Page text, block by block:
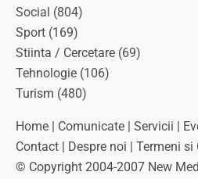
Social (804)
Sport (169)
Stiinta / Cercetare (69)
Tehnologie (106)
Turism (480)
Home | Comunicate | Servicii |
Contact | Despre noi | Termeni si
© Copyright 2004-2007 New